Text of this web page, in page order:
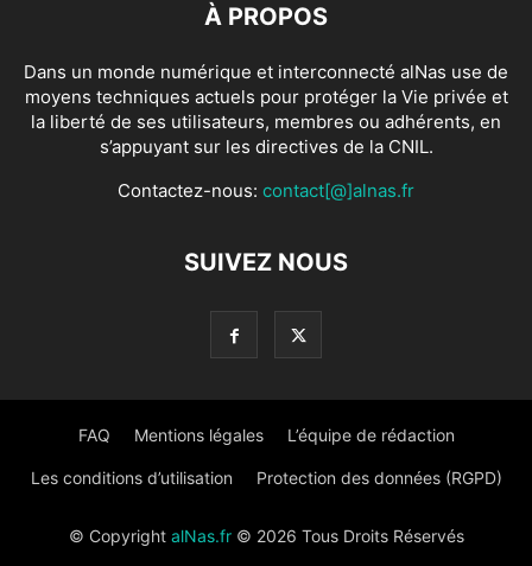
À PROPOS
Dans un monde numérique et interconnecté alNas use de
moyens techniques actuels pour protéger la Vie privée et
la liberté de ses utilisateurs, membres ou adhérents, en
s’appuyant sur les directives de la CNIL.
Contactez-nous: contact[@]alnas.fr
SUIVEZ NOUS
FAQ Mentions légales L’équipe de rédaction
Les conditions d’utilisation Protection des données (RGPD)
© Copyright alNas.fr© 2026 Tous Droits Réservés